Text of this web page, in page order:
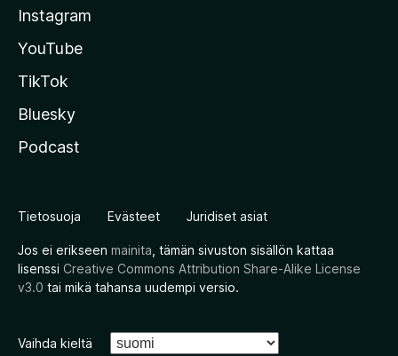
Instagram
YouTube
TikTok
Bluesky
Podcast
Tietosuoja Evästeet Juridiset asiat
Jos ei erikseen mainita , tämän sivuston sisällön kattaa
lisenssi Creative Commons Attribution Share-Alike License
v3.0 tai mikä tahansa uudempi versio.
Vaihda kieltä